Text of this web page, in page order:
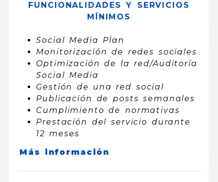
FUNCIONALIDADES Y SERVICIOS
MÍNIMOS
Social Media Plan
Monitorización de redes sociales
Optimización de la red/Auditoría
Social Media
Gestión de una red social
Publicación de posts semanales
Cumplimiento de normativas
Prestación del servicio durante
12 meses
Más información